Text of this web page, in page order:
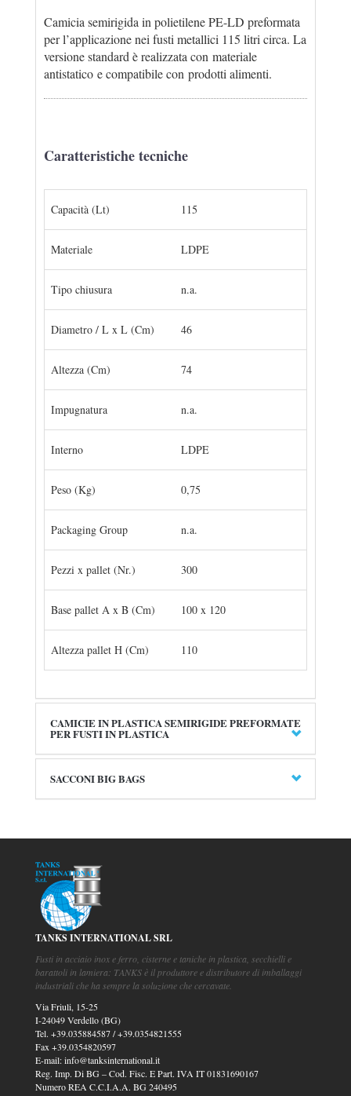
Camicia semirigida in polietilene PE-LD preformata
per l’applicazione nei fusti metallici 115 litri circa. La
versione standard è realizzata con materiale
antistatico e compatibile con prodotti alimenti.
Caratteristiche tecniche
Capacità (Lt) 115
Materiale LDPE
Tipo chiusura n.a.
Diametro / L x L (Cm) 46
Altezza (Cm) 74
Impugnatura n.a.
Interno LDPE
Peso (Kg) 0,75
Packaging Group n.a.
Pezzi x pallet (Nr.) 300
Base pallet A x B (Cm) 100 x 120
Altezza pallet H (Cm) 110
CAMICIE IN PLASTICA SEMIRIGIDE PREFORMATE
PER FUSTI IN PLASTICA
SACCONI BIG BAGS
TANKS INTERNATIONAL SRL
Fusti in acciaio inox e ferro, cisterne e taniche in plastica, secchielli e
barattoli in lamiera: TANKS è il produttore e distributore di imballaggi
industriali che ha sempre la soluzione che cercavate.
Via Friuli, 15-25
I-24049 Verdello (BG)
Tel. +39.035884587/+39.0354821555
Fax +39.0354820597
E-mail:info@tanksinternational.it
Reg. Imp. Di BG – Cod. Fisc. E Part. IVA IT 01831690167
Numero REA C.C.I.A.A. BG 240495